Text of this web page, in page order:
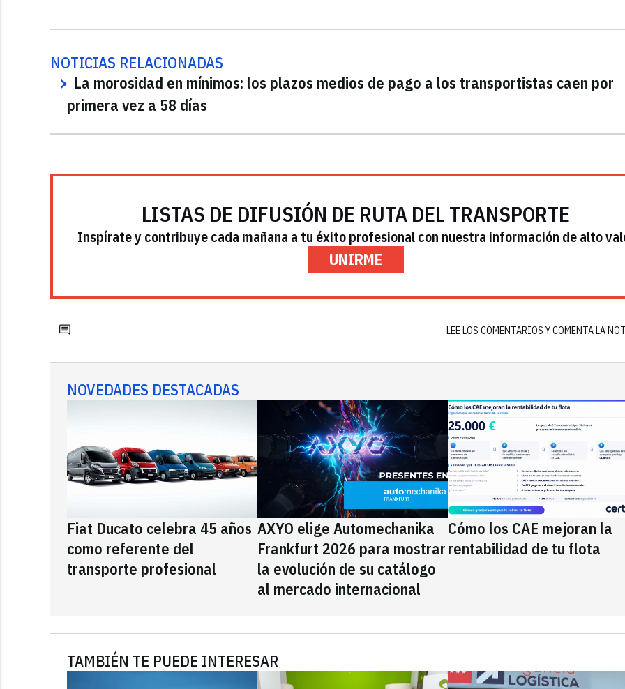
NOTICIAS RELACIONADAS
La morosidad en mínimos: los plazos medios de pago a los transportistas caen por
primera vez a 58 días
LISTAS DE DIFUSIÓN DE RUTA DEL TRANSPORTE
Inspírate y contribuye cada mañana a tu éxito profesional con nuestra información de alto
UNIRME
LEE LOS COMENTARIOS Y COMENTA LA
NOVEDADES DESTACADAS
Fiat Ducato celebra 45 años
como referente del
transporte profesional
AXYO elige Automechanika
Frankfurt 2026 para mostrar
la evolución de su catálogo
al mercado internacional
Cómo los CAE mejoran la
rentabilidad de tu flota
TAMBIÉN TE PUEDE INTERESAR